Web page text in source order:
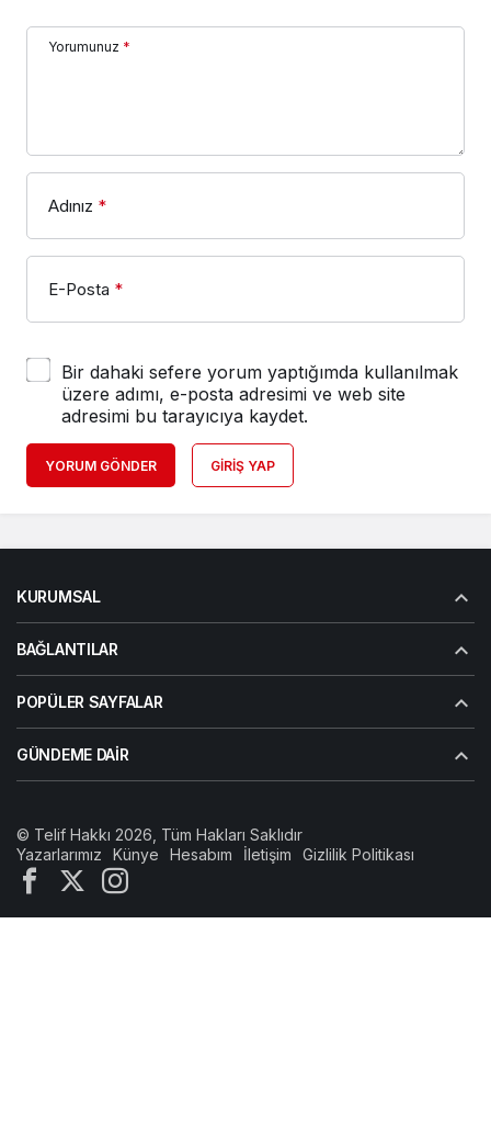
Yorumunuz *
Adınız *
E-Posta *
Bir dahaki sefere yorum yaptığımda kullanılmak
üzere adımı, e-posta adresimi ve web site
adresimi bu tarayıcıya kaydet.
YORUM GÖNDER GIRIŞ YAP
KURUMSAL
BAĞLANTILAR
POPÜLER SAYFALAR
GÜNDEME DAIR
© Telif Hakkı 2026, Tüm Hakları Saklıdır
Yazarlarımız
Künye Hesabım İletişim Gizlilik Politikası